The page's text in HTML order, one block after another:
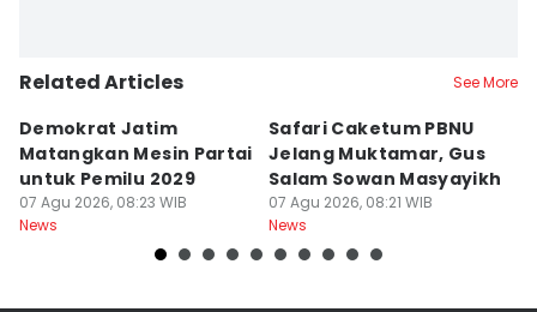
Related Articles See More
Demokrat Jatim
Matangkan Mesin Partai
untuk Pemilu 2029
07 Agu 2026, 08:23 WIB
News
Safari Caketum PBNU
Jelang Muktamar, Gus
Salam Sowan Masyayikh
07 Agu 2026, 08:21 WIB
News